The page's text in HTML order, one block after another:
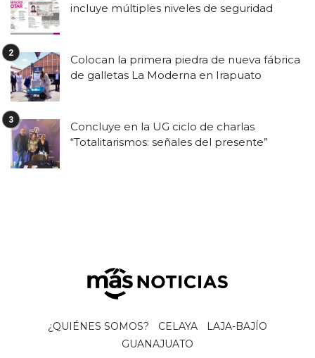
incluye múltiples niveles de seguridad
Colocan la primera piedra de nueva fábrica
de galletas La Moderna en Irapuato
Concluye en la UG ciclo de charlas
“Totalitarismos: señales del presente”
¿QUIÉNES SOMOS? CELAYA
LAJA-BAJÍO
GUANAJUATO